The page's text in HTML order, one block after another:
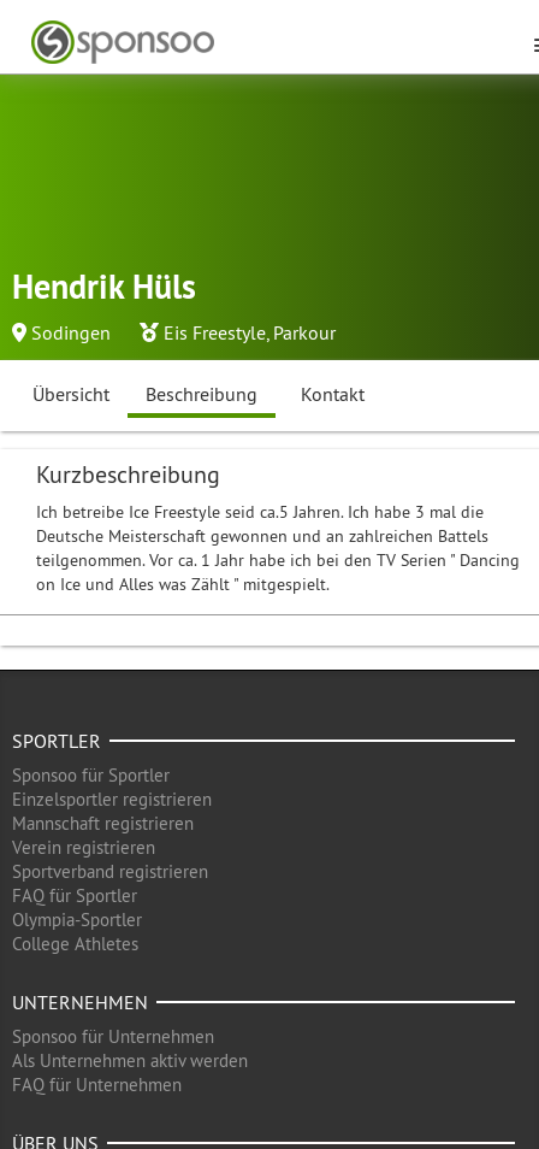
Hendrik Hüls
Sodingen Eis Freestyle, Parkour
Übersicht Beschreibung Kontakt
Kurzbeschreibung
Ich betreibe Ice Freestyle seid ca.5 Jahren. Ich habe 3 mal die
Deutsche Meisterschaft gewonnen und an zahlreichen Battels
teilgenommen. Vor ca. 1 Jahr habe ich bei den TV Serien " Dancing
on Ice und Alles was Zählt " mitgespielt.
SPORTLER
Sponsoo für Sportler
Einzelsportler registrieren
Mannschaft registrieren
Verein registrieren
Sportverband registrieren
FAQ für Sportler
Olympia-Sportler
College Athletes
UNTERNEHMEN
Sponsoo für Unternehmen
Als Unternehmen aktiv werden
FAQ für Unternehmen
ÜBER UNS